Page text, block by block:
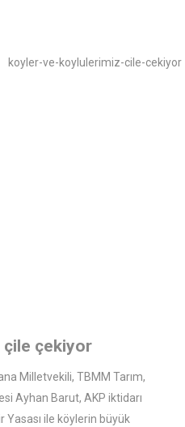
çekiyor
Milletvekili, TBMM Tarım,
Ayhan Barut, AKP iktidarı
ile köylerin büyük